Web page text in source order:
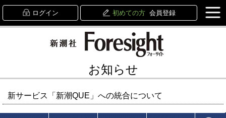
ログイン 初めての方 会員登録
お知らせ
新サービス「新潮QUE」への統合について